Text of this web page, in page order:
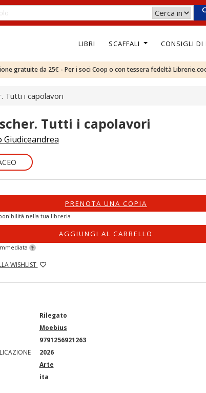
LIBRI SCAFFALI CONSIGLI DI
gratuite da 25€ - Per i soci Coop o con tessera fedeltà
Tutti i capolavori
Tutti i capolavori
Giudiceandrea
PRENOTA UNA COPIA
nella tua libreria
AGGIUNGI AL CARRELLO
?
WISHLIST
Rilegato
Moebius
9791256921263
2026
Arte
ita